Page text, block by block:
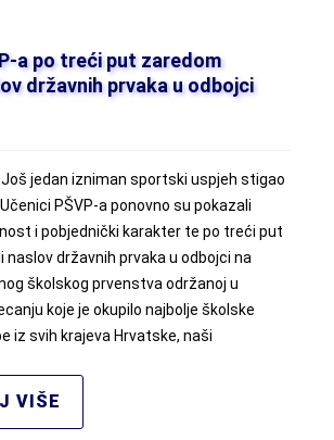
a po treći put zaredom
državnih prvaka u odbojci
Još jedan izniman sportski uspjeh stigao
PŠVP-a ponovno su pokazali
i pobjednički karakter te po treći put
naslov državnih prvaka u odbojci na
školskog prvenstva održanoj u
koje je okupilo najbolje školske
iz svih krajeva Hrvatske, naši
VIŠE